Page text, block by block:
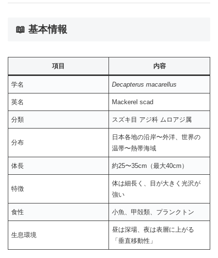
📖 基本情報
項目 内容
学名 Decapterus macarellus
英名 Mackerel scad
分類 スズキ目 アジ科 ムロアジ属
分布
日本各地の沿岸〜外洋、世界の
温帯〜熱帯海域
体長 約25〜35cm（最大40cm）
特徴
体は細長く、目が大きく光沢が
強い
食性 小魚、甲殻類、プランクトン
生息環境
昼は深場、夜は表層に上がる
「垂直移動性」